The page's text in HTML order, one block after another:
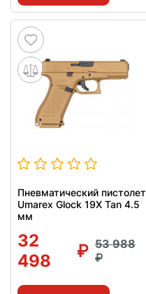
Пневматический пистолет
Umarex Glock 19X Tan 4.5
мм
32
498
53 988